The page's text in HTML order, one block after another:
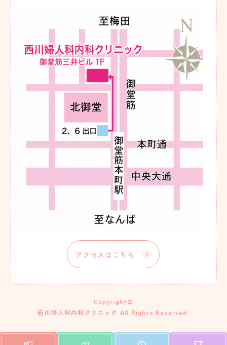
アクセスはこちら
Copyright©
西川婦人科内科クリニック All Rights Reserved.